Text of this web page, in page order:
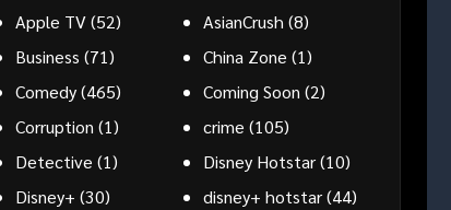
Apple TV(52) AsianCrush (8)
Business (71) China Zone (1)
Comedy(465) Coming Soon (2)
Corruption (1) crime (105)
Detective (1) Disney Hotstar(10)
Disney+ (30) disney+ hotstar(44)